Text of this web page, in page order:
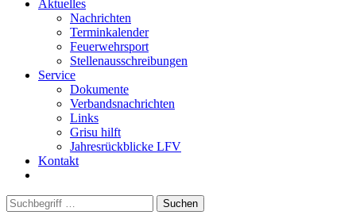
Aktuelles
Nachrichten
Terminkalender
Feuerwehrsport
Stellenausschreibungen
Service
Dokumente
Verbandsnachrichten
Links
Grisu hilft
Jahresrückblicke LFV
Kontakt
Suchen